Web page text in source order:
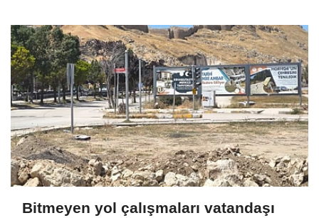
Bitmeyen yol çalışmaları vatandaşı